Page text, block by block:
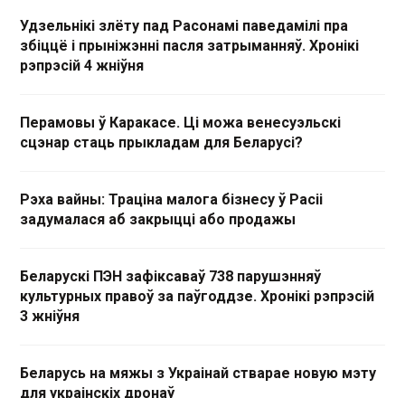
Удзельнікі злёту пад Расонамі паведамілі пра
збіццё і прыніжэнні пасля затрыманняў. Хронікі
рэпрэсій 4 жніўня
Перамовы ў Каракасе. Ці можа венесуэльскі
сцэнар стаць прыкладам для Беларусі?
Рэха вайны: Траціна малога бізнесу ў Расіі
задумалася аб закрыцці або продажы
Беларускі ПЭН зафіксаваў 738 парушэнняў
культурных правоў за паўгоддзе. Хронікі рэпрэсій
3 жніўня
Беларусь на мяжы з Украінай стварае новую мэту
для украінскіх дронаў